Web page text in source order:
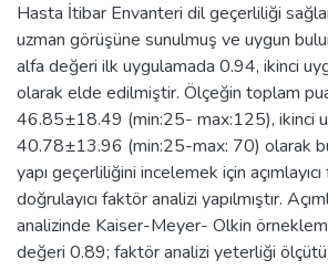
Hasta İtibar Envanteri dil geçerliliği
uzman görüşüne sunulmuş ve uygun
alfa değeri ilk uygulamada 0.94, ikinci
olarak elde edilmiştir. Ölçeğin toplam
46.85±18.49 (min:25- max:125), ikinci
40.78±13.96 (min:25-max: 70) olarak
yapı geçerliliğini incelemek için
doğrulayıcı faktör analizi yapılmıştır.
analizinde Kaiser-Meyer- Olkin
değeri 0.89; faktör analizi yeterliği